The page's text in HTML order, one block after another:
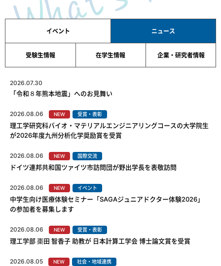
イベント ニュース
受験生情報 在学生情報 企業・研究者情報
2026.07.30
「令和８年熊本地震」へのお見舞い
2026.08.06 NEW 受賞・表彰
理工学研究科バイオ・マテリアルエンジニアリングコースの大学院生
が2026年度九州分析化学奨励賞を受賞
2026.08.06 NEW 国際交流
ドイツ連邦共和国ツァイツ市訪問団が野出学長を表敬訪問
2026.08.06 NEW イベント
中学生向け医療体験セミナー「SAGAジュニアドクター体験2026」
の参加者を募集します
2026.08.06 NEW 受賞・表彰
理工学部 棗田 智香子 助教が 日本計算工学会 博士論文賞を受賞
2026.08.05 NEW 社会・地域連携